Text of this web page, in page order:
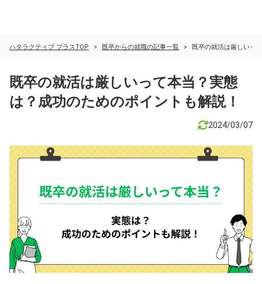
ハタラクティブ プラスTOP 既卒からの就職の記事一覧 既卒の就活は厳しいっ
既卒の就活は厳しいって本当？実態
は？成功のためのポイントも解説！
2024/03/07